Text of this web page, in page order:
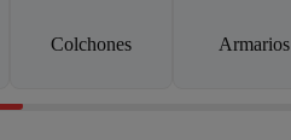
Colchones Armarios